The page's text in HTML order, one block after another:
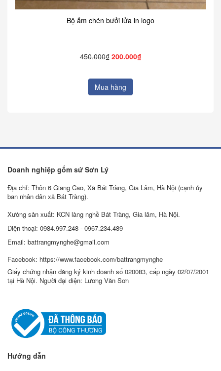
Bộ ấm chén bưởi lửa in logo
450.000₫ 200.000₫
Mua hàng
Doanh nghiệp gốm sứ Sơn Lý
Địa chỉ: Thôn 6 Giang Cao, Xã Bát Tràng, Gia Lâm, Hà Nội (cạnh ủy
ban nhân dân xã Bát Tràng).
Xưởng sản xuất: KCN làng nghề Bát Tràng, Gia lâm, Hà Nội.
Điện thoại: 0984.997.248 - 0967.234.489
Email: battrangmynghe@gmail.com
Facebook: https://www.facebook.com/battrangmynghe
Giấy chứng nhận đăng ký kinh doanh số 020083, cấp ngày 02/07/2001
tại Hà Nội. Người đại diện: Lương Văn Sơn
Hướng dẫn